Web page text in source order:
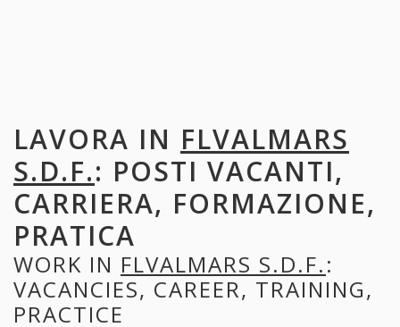
LAVORA IN FLVALMARS
S.D.F.: POSTI VACANTI,
CARRIERA, FORMAZIONE,
PRATICA
WORK IN FLVALMARS S.D.F.:
VACANCIES, CAREER, TRAINING,
PRACTICE